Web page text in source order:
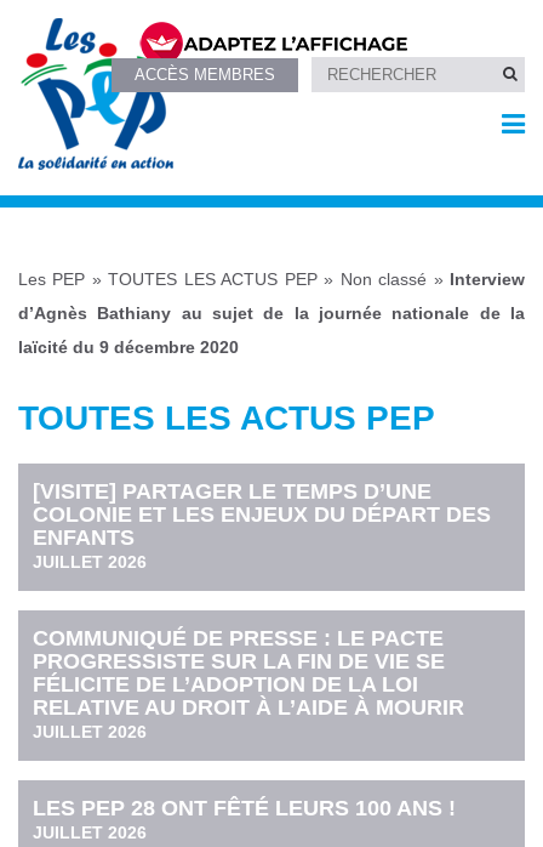
ACCÈS MEMBRES
Les PEP »TOUTES LES ACTUS PEP» Non classé » Interview
d’Agnès Bathiany au sujet de la journée nationale de la
laïcité du 9 décembre 2020
TOUTES LES ACTUS PEP
[VISITE] PARTAGER LE TEMPS D’UNE
COLONIE ET LES ENJEUX DU DÉPART DES
ENFANTS
JUILLET 2026
COMMUNIQUÉ DE PRESSE : LE PACTE
PROGRESSISTE SUR LA FIN DE VIE SE
FÉLICITE DE L’ADOPTION DE LA LOI
RELATIVE AU DROIT À L’AIDE À MOURIR
JUILLET 2026
LES PEP 28 ONT FÊTÉ LEURS 100 ANS !
JUILLET 2026